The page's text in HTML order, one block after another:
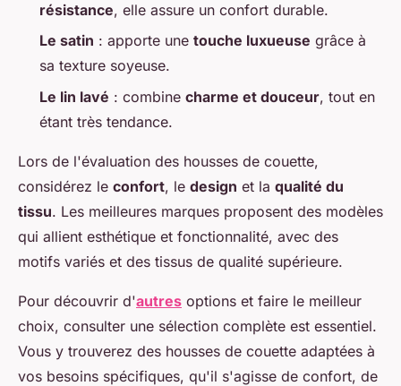
résistance, elle assure un confort durable.
Le satin : apporte une touche luxueuse grâce à
sa texture soyeuse.
Le lin lavé : combine charme et douceur, tout en
étant très tendance.
Lors de l'évaluation des housses de couette,
considérez le confort, le design et la qualité du
tissu. Les meilleures marques proposent des modèles
qui allient esthétique et fonctionnalité, avec des
motifs variés et des tissus de qualité supérieure.
Pour découvrir d'autres options et faire le meilleur
choix, consulter une sélection complète est essentiel.
Vous y trouverez des housses de couette adaptées à
vos besoins spécifiques, qu'il s'agisse de confort, de